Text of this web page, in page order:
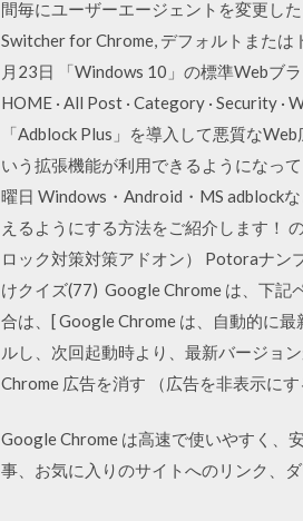
間毎にユーザーエージェントを変更し
Switcher for Chrome, デフォルトまた
月23日 「Windows 10」の標準Webブ
HOME · All Post · Category · Security ·
「Adblock Plus」を導入して悪質な
いう拡張機能が利用できるようになっ
曜日 Windows・Android・MS adblock
えるようにする方法をご紹介します！
ロック対策対策アドオン） Potoraナン
けクイズ(77) Google Chrome は、下記
合は、[ Google Chrome は、自動的に
ルし、次回起動時より、最新バージョ
Chrome 広告を消す （広告を非表示に
Google Chrome は高速で使いやすく、
事、お気に入りのサイトへのリンク、